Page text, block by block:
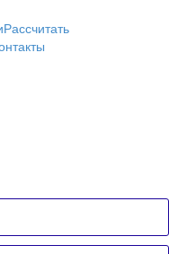
Рассчитать